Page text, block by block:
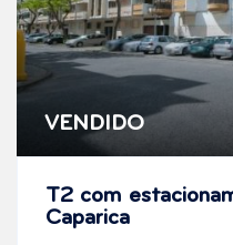
VENDIDO
T2 com
Caparica